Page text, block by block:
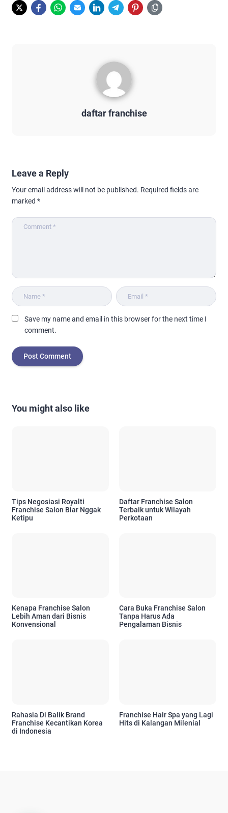
daftar franchise
Leave a Reply
Your email address will not be published. Required fields are
marked *
Save my name and email in this browser for the next time I
comment.
You might also like
Tips Negosiasi Royalti
Franchise Salon Biar Nggak
Ketipu
Daftar Franchise Salon
Terbaik untuk Wilayah
Perkotaan
Kenapa Franchise Salon
Lebih Aman dari Bisnis
Konvensional
Cara Buka Franchise Salon
Tanpa Harus Ada
Pengalaman Bisnis
Rahasia Di Balik Brand
Franchise Kecantikan Korea
di Indonesia
Franchise Hair Spa yang Lagi
Hits di Kalangan Milenial